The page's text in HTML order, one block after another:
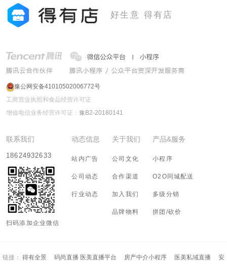
好生意 得有店
豫公网安备41010502006772号
工商营业执照和食品经营许可证
增值电信业务经营许可证： 豫B2-20180141
联系我们
18624932633
扫码添加企业微信
动态信息
站内广告
公司动态
行业动态
关于我们
公司文化
合作渠道
加入我们
品牌物料
产品&服务
小程序
O2O同城配送
多级分销
拼团/砍价
链接： 得有全景 码尚直播 医美直播平台 房产中介小程序 医美私域直播 安